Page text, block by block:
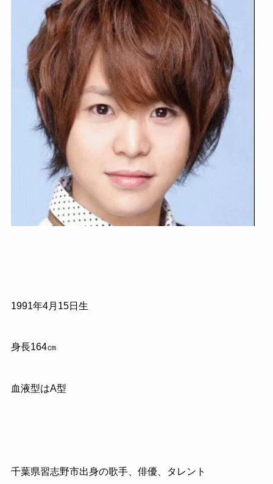
1991年4月 15日生
身長164㎝
血液型はA型
千葉県習志野市出身の歌手、俳優、タレント